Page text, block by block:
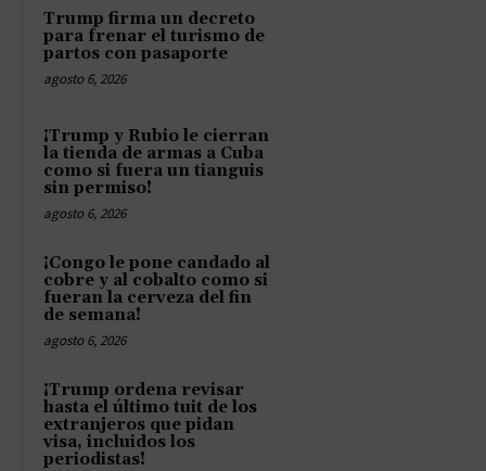
Trump firma un decreto
para frenar el turismo de
partos con pasaporte
agosto 6, 2026
¡Trump y Rubio le cierran
la tienda de armas a Cuba
como si fuera un tianguis
sin permiso!
agosto 6, 2026
¡Congo le pone candado al
cobre y al cobalto como si
fueran la cerveza del fin
de semana!
agosto 6, 2026
¡Trump ordena revisar
hasta el último tuit de los
extranjeros que pidan
visa, incluidos los
periodistas!